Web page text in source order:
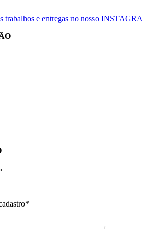
trabalhos e entregas no nosso